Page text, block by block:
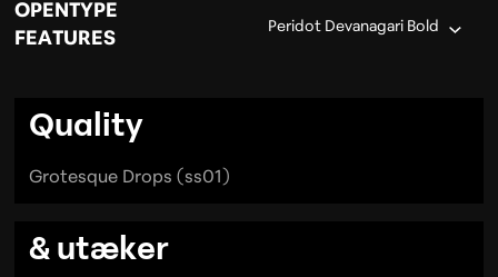
OPENTYPE
FEATURES
Peridot Devanagari Bold
Quality
Grotesque Drops (ss01)
& utæker